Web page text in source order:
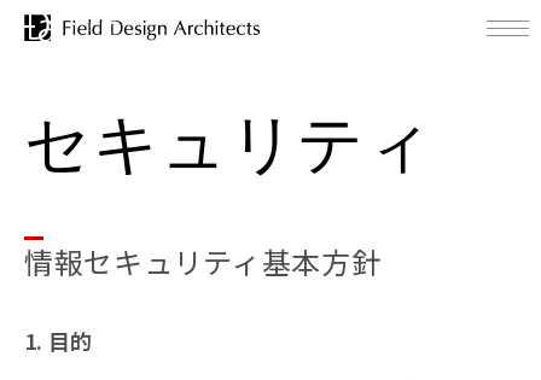
セキュリティ
情報セキュリティ基本方針
1. 目的